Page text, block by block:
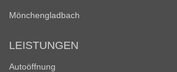
Mönchengladbach
LEISTUNGEN
Autoöffnung